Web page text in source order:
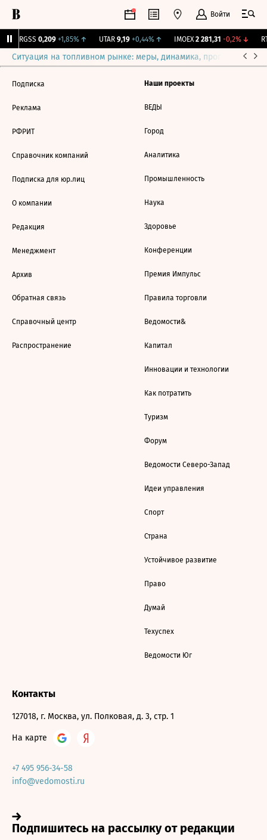
Войти
RGSS 0,209 +1,85%↑ UTAR 9,19 +0,44%↑ IMOEX 2 281,31 -0,2%↓
Ситуация на топливном рынке: меры, динамика, прогнозы
Подписка
Реклама
РФРИТ
Справочник компаний
Подписка для юр.лиц
О компании
Редакция
Менеджмент
Архив
Обратная связь
Справочный центр
Распространение
Наши проекты
ВЕДЫ
Город
Аналитика
Промышленность
Наука
Здоровье
Конференции
Премия Импульс
Правила торговли
Ведомости&
Капитал
Инновации и технологии
Как потратить
Туризм
Форум
Ведомости Северо-Запад
Идеи управления
Спорт
Страна
Устойчивое развитие
Право
Думай
Техуспех
Ведомости Юг
Контакты
127018, г. Москва, ул. Полковая, д. 3, стр. 1
На карте
+7 495 956-34-58
info@vedomosti.ru